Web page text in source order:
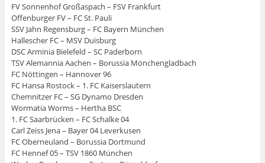
FV Sonnenhof Großaspach – FSV Frankfurt
Offenburger FV – FC St. Pauli
SSV Jahn Regensburg – FC Bayern München
Hallescher FC – MSV Duisburg
DSC Arminia Bielefeld – SC Paderborn
TSV Alemannia Aachen – Borussia Mönchengladbach
FC Nöttingen – Hannover 96
FC Hansa Rostock – 1. FC Kaiserslautern
Chemnitzer FC – SG Dynamo Dresden
Wormatia Worms – Hertha BSC
1. FC Saarbrücken – FC Schalke 04
Carl Zeiss Jena – Bayer 04 Leverkusen
FC Oberneuland – Borussia Dortmund
FC Hennef 05 – TSV 1860 München